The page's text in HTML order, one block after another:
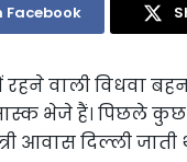
Facebook
वाली विधवा
भेजे हैं। पिछले
आवास दिल्ली